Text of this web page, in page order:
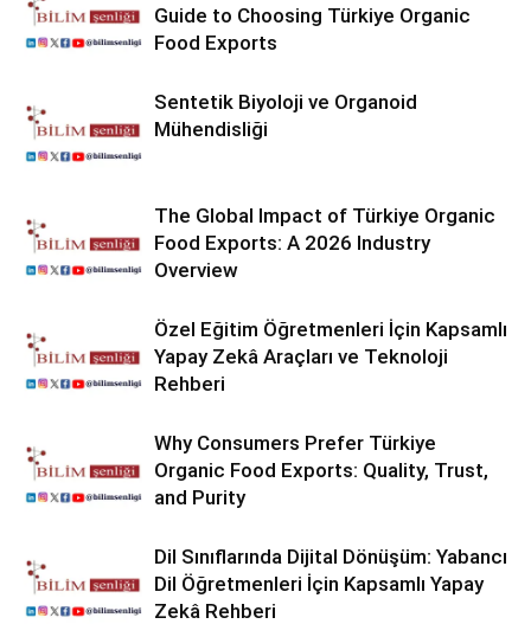
Guide to Choosing Türkiye Organic
Food Exports
Sentetik Biyoloji ve Organoid
Mühendisliği
The Global Impact of Türkiye Organic
Food Exports: A 2026 Industry
Overview
Özel Eğitim Öğretmenleri İçin Kapsamlı
Yapay Zekâ Araçları ve Teknoloji
Rehberi
Why Consumers Prefer Türkiye
Organic Food Exports: Quality, Trust,
and Purity
Dil Sınıflarında Dijital Dönüşüm: Yabancı
Dil Öğretmenleri İçin Kapsamlı Yapay
Zekâ Rehberi